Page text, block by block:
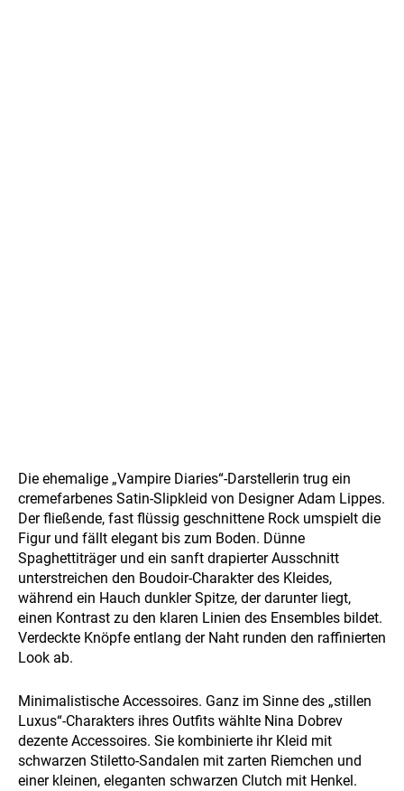
Die ehemalige „Vampire Diaries“-Darstellerin trug ein
cremefarbenes Satin-Slipkleid von Designer Adam Lippes.
Der fließende, fast flüssig geschnittene Rock umspielt die
Figur und fällt elegant bis zum Boden. Dünne
Spaghettiträger und ein sanft drapierter Ausschnitt
unterstreichen den Boudoir-Charakter des Kleides,
während ein Hauch dunkler Spitze, der darunter liegt,
einen Kontrast zu den klaren Linien des Ensembles bildet.
Verdeckte Knöpfe entlang der Naht runden den raffinierten
Look ab.
Minimalistische Accessoires. Ganz im Sinne des „stillen
Luxus“-Charakters ihres Outfits wählte Nina Dobrev
dezente Accessoires. Sie kombinierte ihr Kleid mit
schwarzen Stiletto-Sandalen mit zarten Riemchen und
einer kleinen, eleganten schwarzen Clutch mit Henkel.